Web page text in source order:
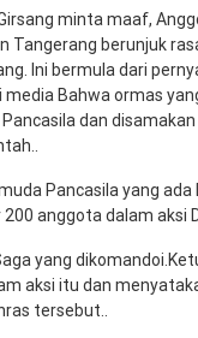
minta maaf,
Tangerang berunjuk
Ini bermula dari
Bahwa ormas
dan
Pancasila yang
anggota dalam aksi
yang
aksi itu dan
tersebut..